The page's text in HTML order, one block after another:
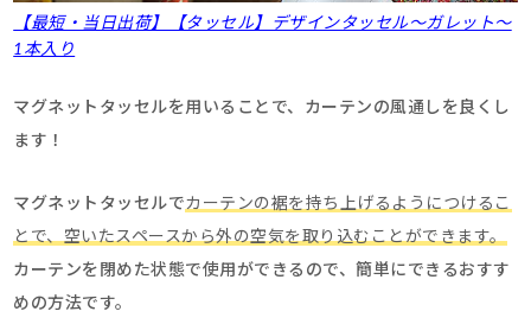
【最短・当日出荷】【タッセル】デザインタッセル～ガレット～
1本入り
マグネットタッセルを用いることで、カーテンの風通しを良くし
ます！
マグネットタッセルでカーテンの裾を持ち上げるようにつけるこ
とで、空いたスペースから外の空気を取り込むことができます。
カーテンを閉めた状態で使用ができるので、簡単にできるおすす
めの方法です。